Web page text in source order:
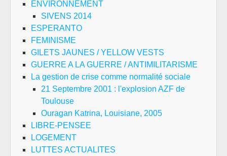
ENVIRONNEMENT
SIVENS 2014
ESPERANTO
FEMINISME
GILETS JAUNES / YELLOW VESTS
GUERRE A LA GUERRE / ANTIMILITARISME
La gestion de crise comme normalité sociale
21 Septembre 2001 : l'explosion AZF de
Toulouse
Ouragan Katrina, Louisiane, 2005
LIBRE-PENSEE
LOGEMENT
LUTTES ACTUALITES